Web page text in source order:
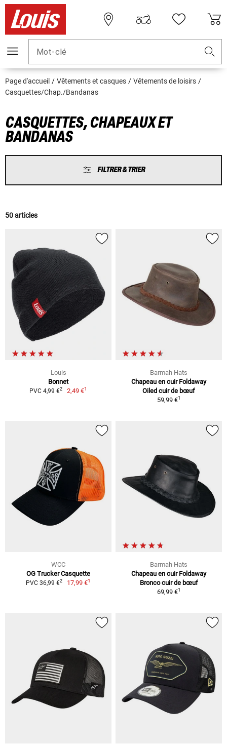
Mot-clé
Page d'accueil Vêtements et casques
Vêtements de loisirs
Casquettes/Chap./Bandanas
CASQUETTES, CHAPEAUX ET
BANDANAS
FILTRER & TRIER
50 articles
Louis
Bonnet
PVC 4,99 €2 2,49 €1
Barmah Hats
Chapeau en cuir Foldaway
Oiled cuir de bœuf
59,99 €1
WCC
OG Trucker Casquette
PVC 36,99 €2 17,99 €1
Barmah Hats
Chapeau en cuir Foldaway
Bronco cuir de bœuf
69,99 €1